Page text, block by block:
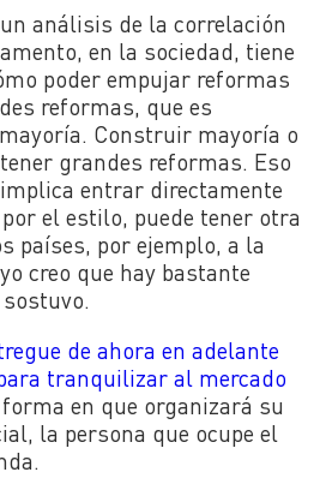
un análisis de la correlación
en la sociedad, tiene
poder empujar reformas
reformas, que es
Construir mayoría o
grandes reformas. Eso
entrar directamente
el estilo, puede tener otra
países, por ejemplo, a la
creo que hay bastante
de ahora en adelante
tranquilizar al mercado
en que organizará su
la persona que ocupe el